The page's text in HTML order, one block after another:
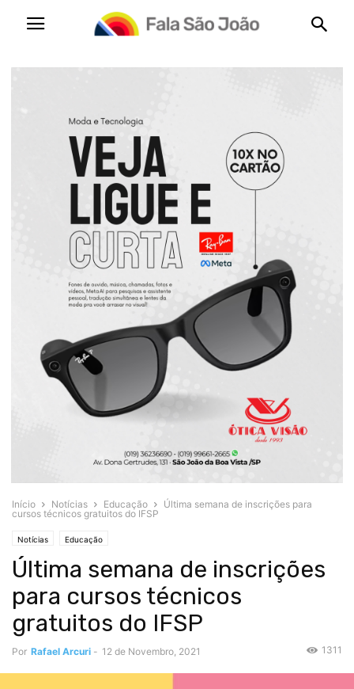
Início Notícias Educação
Última semana de inscrições para
cursos técnicos gratuitos do IFSP
Notícias Educação
Última semana de inscrições
para cursos técnicos
gratuitos do IFSP
Por Rafael Arcuri - 12 de Novembro, 2021 1311